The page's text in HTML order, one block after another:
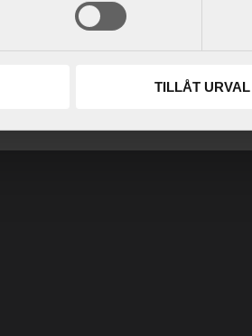
TILLÅT URVAL